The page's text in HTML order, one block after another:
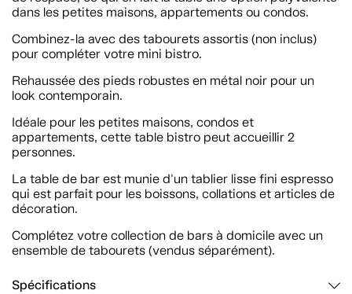
dans les petites maisons, appartements ou condos.
Combinez-la avec des tabourets assortis (non inclus)
pour compléter votre mini bistro.
Rehaussée des pieds robustes en métal noir pour un
look contemporain.
Idéale pour les petites maisons, condos et
appartements, cette table bistro peut accueillir 2
personnes.
La table de bar est munie d'un tablier lisse fini espresso
qui est parfait pour les boissons, collations et articles de
décoration.
Complétez votre collection de bars à domicile avec un
ensemble de tabourets (vendus séparément).
Spécifications